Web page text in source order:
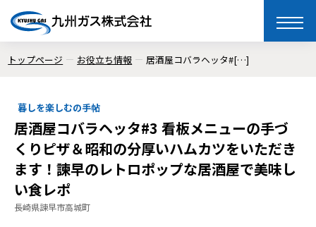
toggle
トップページ お役立ち情報 居酒屋コバラヘッタ#[…]
暮しを楽しむの手帖
居酒屋コバラヘッタ#3 看板メニューの手づ
くりピザ＆昭和の分厚いハムカツをいただき
ます！諫早のレトロポップな居酒屋で美味し
い食レポ
長崎県諫早市高城町